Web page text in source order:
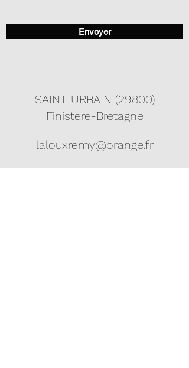
Envoyer
SAINT-URBAIN (29800)
Finistère-Bretagne
lalouxremy@orange.fr